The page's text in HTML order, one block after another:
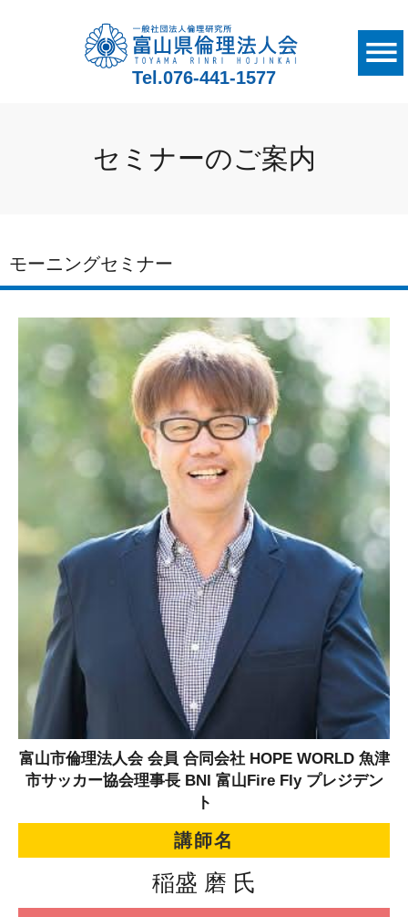
Tel.076-441-1577
セミナーのご案内
モーニングセミナー
富山市倫理法人会 会員 合同会社 HOPE WORLD 魚津
市サッカー協会理事長 BNI 富山Fire Fly プレジデン
ト
講師名
稲盛 磨 氏